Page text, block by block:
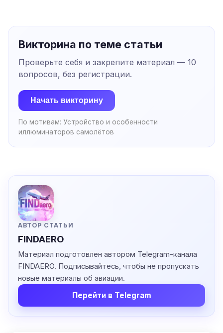
Викторина по теме статьи
Проверьте себя и закрепите материал — 10
вопросов, без регистрации.
Начать викторину
По мотивам: Устройство и особенности
иллюминаторов самолётов
АВТОР СТАТЬИ
FINDAERO
Материал подготовлен автором Telegram-канала
FINDAERO. Подписывайтесь, чтобы не пропускать
новые материалы об авиации.
Перейти в Telegram